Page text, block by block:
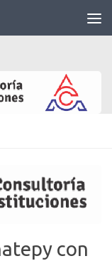
con